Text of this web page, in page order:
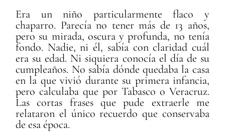
Era un niño particularmente flaco y
chaparro. Parecía no tener más de 13 años,
pero su mirada, oscura y profunda, no tenía
fondo. Nadie, ni él, sabía con claridad cuál
era su edad. Ni siquiera conocía el día de su
cumpleaños. No sabía dónde quedaba la casa
en la que vivió durante su primera infancia,
pero calculaba que por Tabasco o Veracruz.
Las cortas frases que pude extraerle me
relataron el único recuerdo que conservaba
de esa época.